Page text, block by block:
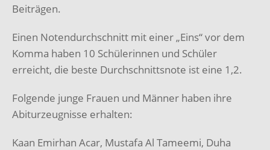
Beiträgen.
Einen Notendurchschnitt mit einer „Eins“ vor dem
Komma haben 10 Schülerinnen und Schüler
erreicht, die beste Durchschnittsnote ist eine 1,2.
Folgende junge Frauen und Männer haben ihre
Abiturzeugnisse erhalten:
Kaan Emirhan Acar, Mustafa Al Tameemi, Duha